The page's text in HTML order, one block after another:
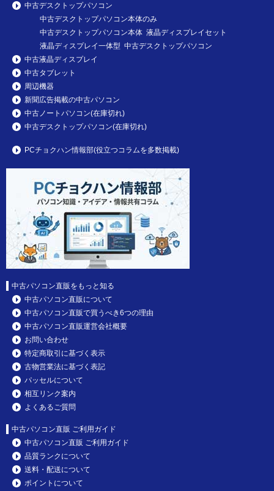
中古デスクトップパソコン
中古デスクトップパソコン本体のみ
中古デスクトップパソコン本体 液晶ディスプレイセット
液晶ディスプレイ一体型 中古デスクトップパソコン
中古液晶ディスプレイ
中古タブレット
周辺機器
新聞広告掲載の中古パソコン
中古ノートパソコン(在庫切れ)
中古デスクトップパソコン(在庫切れ)
PCチョクハン情報部(役立つコラムを多数掲載)
中古パソコン直販をもっと知る
中古パソコン直販について
中古パソコン直販で買うべき6つの理由
中古パソコン直販運営会社概要
お問い合わせ
特定商取引に基づく表示
古物営業法に基づく表記
パッセルについて
相互リンク案内
よくあるご質問
中古パソコン直販 ご利用ガイド
中古パソコン直販 ご利用ガイド
品質ランクについて
送料・配送について
ポイントについて